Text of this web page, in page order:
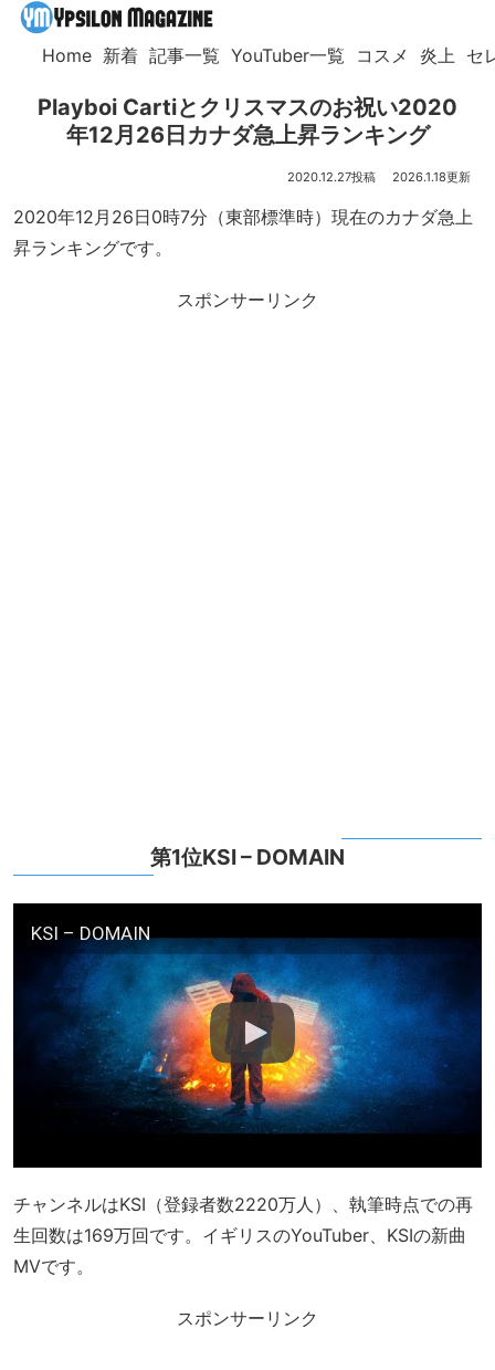
Home 新着 記事一覧 YouTuber一覧 コスメ 炎上 セ
Playboi Cartiとクリスマスのお祝い2020
年12月26日カナダ急上昇ランキング
2020.12.27 2026.1.18
2020年12月26日0時7分（東部標準時）現在のカナダ急上
昇ランキングです。
スポンサーリンク
第1位KSI – DOMAIN
KSI – DOMAIN
チャンネルはKSI（登録者数2220万人）、執筆時点での再
生回数は169万回です。イギリスのYouTuber、KSIの新曲
MVです。
スポンサーリンク